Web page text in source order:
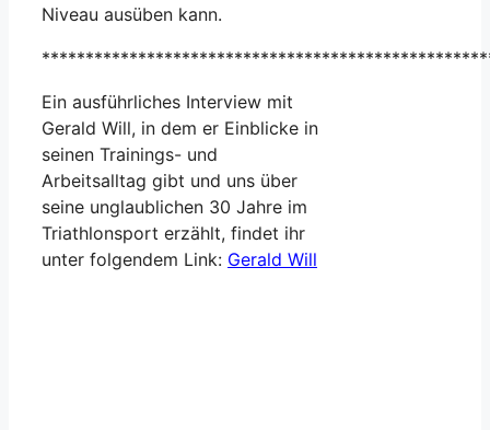
Niveau ausüben kann.
Ein ausführliches Interview mit
Gerald Will, in dem er Einblicke in
seinen Trainings- und
Arbeitsalltag gibt und uns über
seine unglaublichen 30 Jahre im
Triathlonsport erzählt, findet ihr
unter folgendem Link: Gerald Will